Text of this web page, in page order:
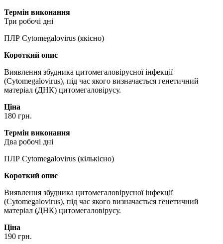
Термін виконання
Три робочі дні
ПЛР Cytomegalovirus (якісно)
Короткий опис
Виявлення збудника цитомегаловірусної інфекції
(Cytomegalovirus), під час якого визначається генетичний
матеріал (ДНК) цитомегаловірусу.
Ціна
180 грн.
Термін виконання
Два робочі дні
ПЛР Cytomegalovirus (кількісно)
Короткий опис
Виявлення збудника цитомегаловірусної інфекції
(Cytomegalovirus), під час якого визначається генетичний
матеріал (ДНК) цитомегаловірусу.
Ціна
190 грн.